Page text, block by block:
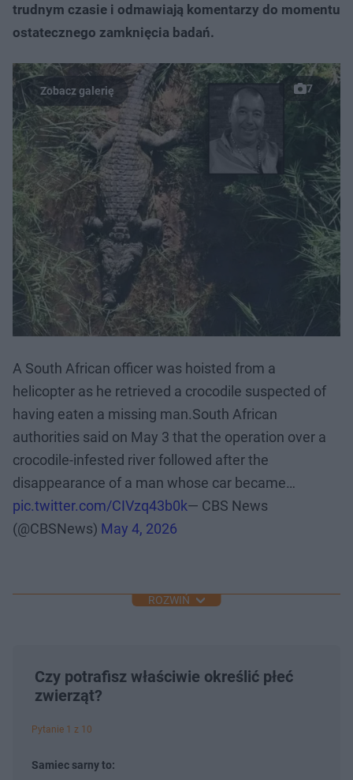
trudnym czasie i odmawiają komentarzy do momentu
ostatecznego zamknięcia badań.
7
A South African officer was hoisted from a
helicopter as he retrieved a crocodile suspected of
having eaten a missing man.South African
authorities said on May 3 that the operation over a
crocodile-infested river followed after the
disappearance of a man whose car became…
pic.twitter.com/CIVzq43b0k— CBS News
(@CBSNews) May 4, 2026
ROZWIŃ
Czy potrafisz właściwie określić płeć
zwierząt?
Pytanie 1 z 10
Samiec sarny to: